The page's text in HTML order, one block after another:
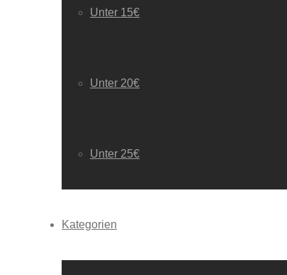
Unter 15€
Unter 20€
Unter 25€
Kategorien